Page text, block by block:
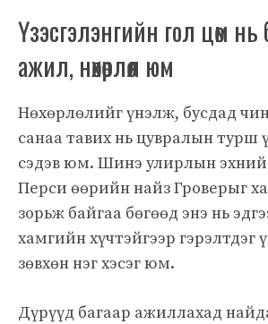
Үзэсгэлэнгийн гол цөм нь
ажил, нөхөрлөл юм
Нөхөрлөлийг үнэлж, бусдад чин
санаа тавих нь цувралын турш
сэдэв юм. Шинэ улирлын эхний
Перси өөрийн найз Гроверыг
зорьж байгаа бөгөөд энэ нь
хамгийн хүчтэйгээр гэрэлтдэг
зөвхөн нэг хэсэг юм.
Дүрүүд багаар ажиллахад